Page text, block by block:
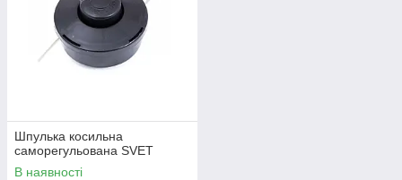
Шпулька косильна
саморегульована SVET
В наявності